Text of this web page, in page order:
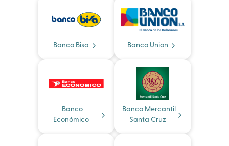
Banco Bisa Banco Union
Banco
Económico
Banco Mercantil
Santa Cruz